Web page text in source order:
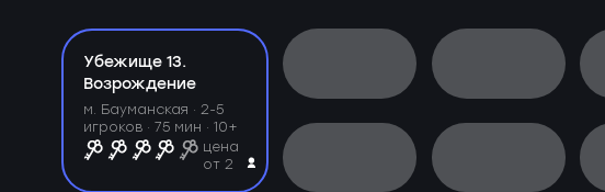
Убежище 13.
Возрождение
м. Бауманская ·2-5
игроков · 75 мин · 10+
цена
от 2